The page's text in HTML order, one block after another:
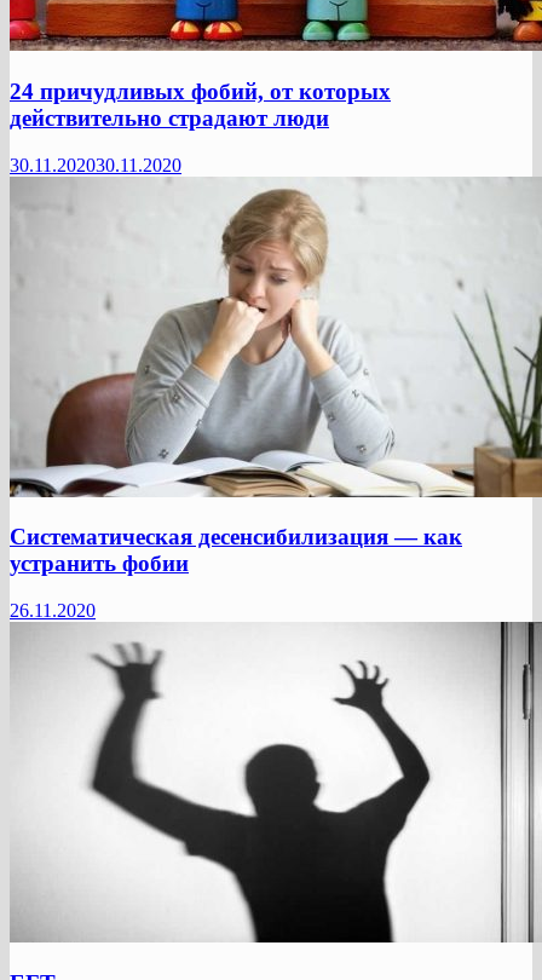
24 причудливых фобий, от которых
действительно страдают люди
30.11.202030.11.2020
Систематическая десенсибилизация — как
устранить фобии
26.11.2020